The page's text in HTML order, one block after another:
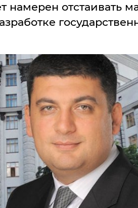
намерен отстаивать